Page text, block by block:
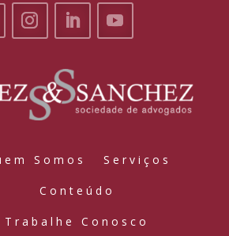
Somos Serviços
Conteúdo
Trabalhe Conosco